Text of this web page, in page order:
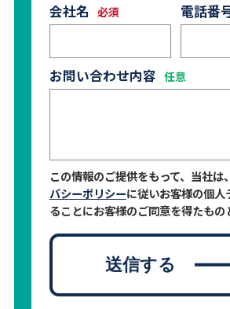
会社名 電話番
お問い合わせ内容
この情報のご提供をもって、当社は、
バシーポリシーに従いお客様の個人
ることにお客様のご同意を得たもの
送信する